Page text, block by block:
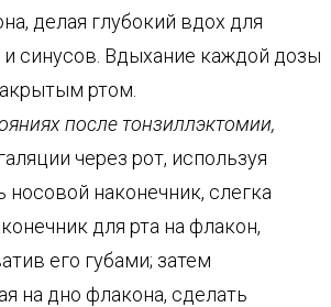
делая глубокий вдох для
синусов. Вдыхание каждой дозы
ртом.
после тонзиллэктомии,
через рот, используя
носовой наконечник, слегка
для рта на флакон,
его губами; затем
на дно флакона, сделать